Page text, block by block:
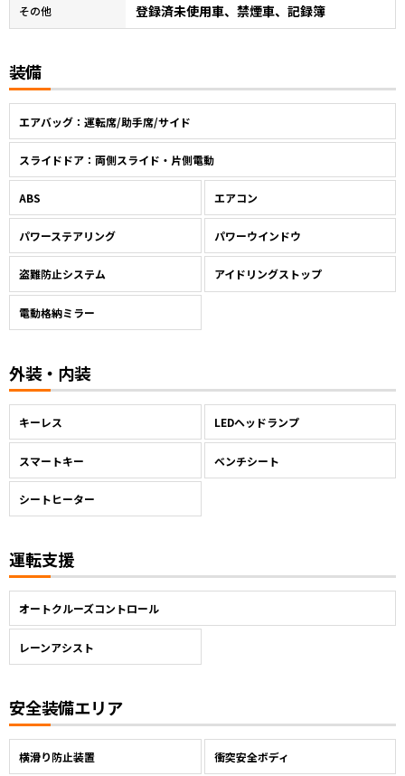
その他 登録済未使用車、禁煙車、記録簿
装備
エアバッグ：運転席/助手席/サイド
スライドドア：両側スライド・片側電動
ABS エアコン
パワーステアリング パワーウインドウ
盗難防止システム アイドリングストップ
電動格納ミラー
外装・内装
キーレス LEDヘッドランプ
スマートキー ベンチシート
シートヒーター
運転支援
オートクルーズコントロール
レーンアシスト
安全装備エリア
横滑り防止装置 衝突安全ボディ